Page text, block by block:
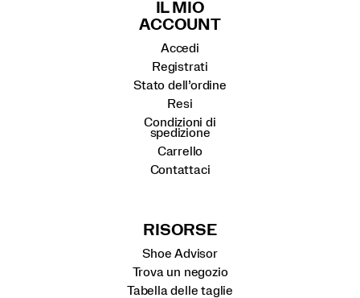
IL MIO
ACCOUNT
Accedi
Registrati
Stato dell’ordine
Resi
Condizioni di
spedizione
Carrello
Contattaci
RISORSE
Shoe Advisor
Trova un negozio
Tabella delle taglie